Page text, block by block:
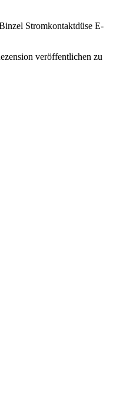
Stromkontaktdüse E-
veröffentlichen zu